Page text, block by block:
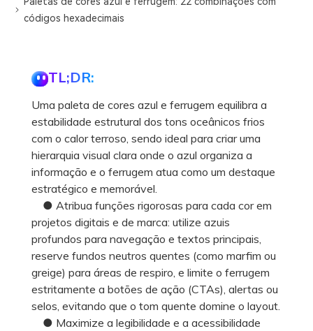
códigos hexadecimais
TL;DR:
Uma paleta de cores azul e ferrugem equilibra a
estabilidade estrutural dos tons oceânicos frios
com o calor terroso, sendo ideal para criar uma
hierarquia visual clara onde o azul organiza a
informação e o ferrugem atua como um destaque
estratégico e memorável.
● Atribua funções rigorosas para cada cor em
projetos digitais e de marca: utilize azuis
profundos para navegação e textos principais,
reserve fundos neutros quentes (como marfim ou
greige) para áreas de respiro, e limite o ferrugem
estritamente a botões de ação (CTAs), alertas ou
selos, evitando que o tom quente domine o layout.
● Maximize a legibilidade e a acessibilidade